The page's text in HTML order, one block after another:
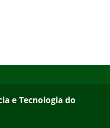
e Tecnologia do